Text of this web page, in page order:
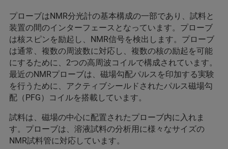
プローブはNMR分光計の基本構成の一部であり、試料と
装置の間のインターフェースとなっています。プローブ
は核スピンを励起し、NMR信号を検出します。プローブ
は通常、複数の周波数に対応し、複数の核の励起を可能
にするために、2つの高周波コイルで構成されています。
最近のNMRプローブは、磁場勾配パルスを印加する実験
を行うために、アクティブシールドされたパルス磁場勾
配（PFG）コイルを搭載しています。
試料は、磁場の中心に配置されたプローブ内に入れま
す。プローブは、溶液試料の分析用に様々なサイズの
NMR試料管に対応しています。